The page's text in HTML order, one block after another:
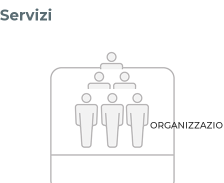
Il nostro approccio alla consulenza di direzione si fonda
sul principio che senza coinvolgimento concreto nelle
problematiche aziendali nessun risultato eccellente
potrà mai essere raggiunto.
Servizi